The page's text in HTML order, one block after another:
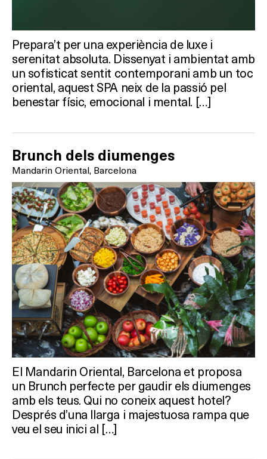
BARS
SPAS
RESTAURANTS
SALES
Activitats
On?
Prepara’t per una experiència de luxe i
serenitat absoluta. Dissenyat i ambientat amb
un sofisticat sentit contemporani amb un toc
oriental, aquest SPA neix de la passió pel
benestar físic, emocional i mental. […]
Brunch dels diumenges
Mandarin Oriental, Barcelona
El Mandarin Oriental, Barcelona et proposa
un Brunch perfecte per gaudir els diumenges
amb els teus. Qui no coneix aquest hotel?
Després d’una llarga i majestuosa rampa que
veu el seu inici al […]